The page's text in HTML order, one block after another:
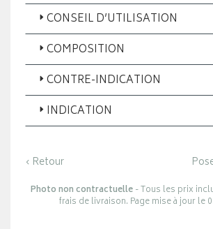
CONSEIL D’UTILISATION
COMPOSITION
CONTRE-INDICATION
INDICATION
‹ Retour
Photo non contractuelle- Tous les prix
frais de livraison. Page mise à jour le